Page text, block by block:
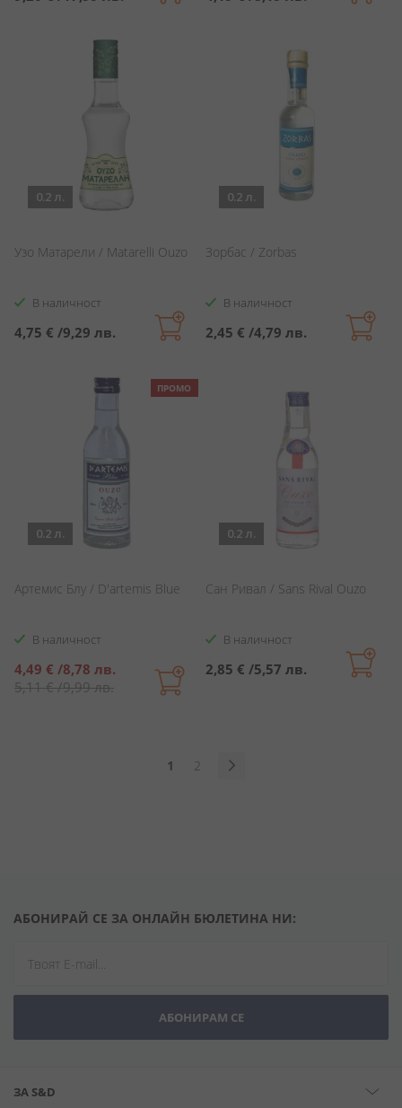
0.2 л.
Узо Матарели / Matarelli Ouzo
В наличност
4,75 € /9,29 лв.
0.2 л.
Зорбас / Zorbas
В наличност
2,45 € /4,79 лв.
ПРОМО
0.2 л.
Артемис Блу / D'artemis Blue
В наличност
Специална
цена
4,49 € /8,78 лв.
5,11 €/9,99 лв.
0.2 л.
Сан Ривал / Sans Rival Ouzo
В наличност
2,85 € /5,57 лв.
Страница
В
1 Страница
2
АБОНИРАЙ СЕ ЗА ОНЛАЙН БЮЛЕТИНА НИ:
АБОНИРАМ СЕ
ЗА S&D